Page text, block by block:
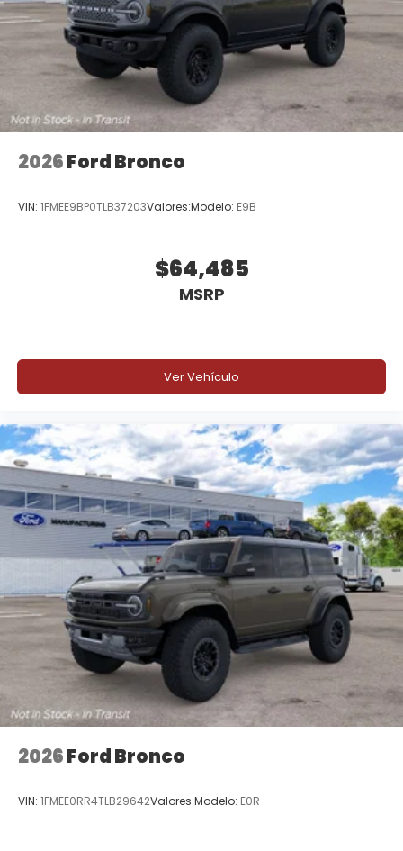
2026Ford Bronco
VIN: 1FMEE9BP0TLB37203Valores:Modelo: E9B
$64,485
MSRP
Ver Vehículo
2026Ford Bronco
VIN: 1FMEE0RR4TLB29642Valores:Modelo: E0R